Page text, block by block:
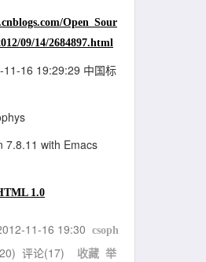
Open_Sour
09/14/2684897.html
11-16 19:29:29 中国标
7.8.11 with Emacs
1.0
11-16 19:30
csoph
) 评论(17) 收藏 举